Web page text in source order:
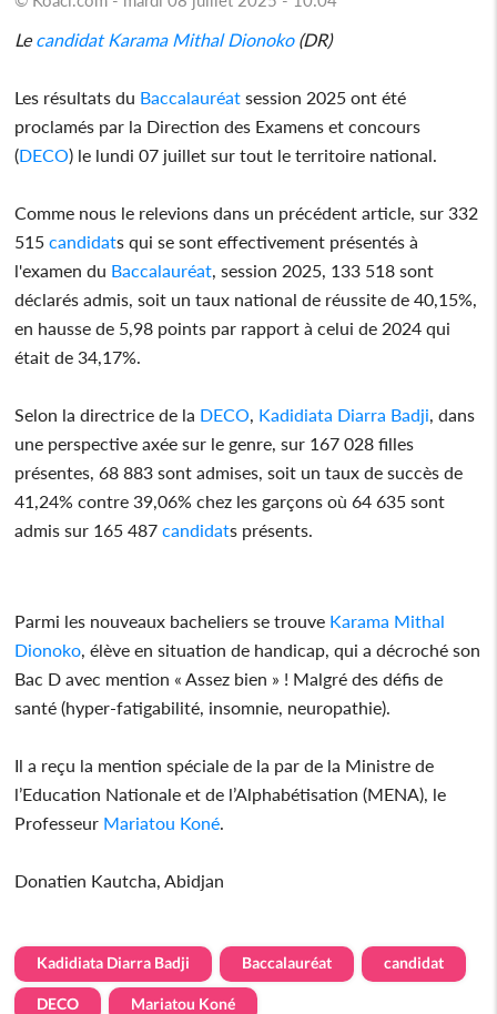
Le candidat Karama Mithal Dionoko(DR)
Les résultats du Baccalauréat session 2025 ont été
proclamés par la Direction des Examens et concours
(DECO) le lundi 07 juillet sur tout le territoire national.
Comme nous le relevions dans un précédent article, sur 332
515candidats qui se sont effectivement présentés à
l'examen du Baccalauréat , session 2025, 133 518 sont
déclarés admis, soit un taux national de réussite de 40,15%,
en hausse de 5,98 points par rapport à celui de 2024 qui
était de 34,17%.
Selon la directrice de la DECO Kadidiata Diarra Badji , dans
une perspective axée sur le genre, sur 167 028 filles
présentes, 68 883 sont admises, soit un taux de succès de
41,24% contre 39,06% chez les garçons où 64 635 sont
admis sur 165 487candidats présents.
Parmi les nouveaux bacheliers se trouve Karama Mithal
Dionoko , élève en situation de handicap, qui a décroché son
Bac D avec mention « Assez bien » ! Malgré des défis de
santé (hyper-fatigabilité, insomnie, neuropathie).
Il a reçu la mention spéciale de la par de la Ministre de
l’Education Nationale et de l’Alphabétisation (MENA), le
Professeur Mariatou Koné
Donatien Kautcha, Abidjan
Kadidiata Diarra Badji Baccalauréat candidat
DECO Mariatou Koné